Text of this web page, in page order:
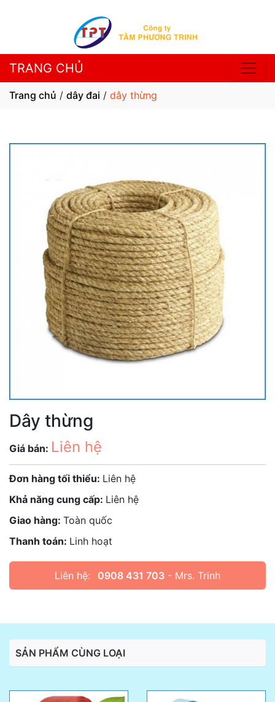
TRANG CHỦ
Trang chủ / dây đai / dây thừng
Dây thừng
Giá bán: Liên hệ
Đơn hàng tối thiểu: Liên hệ
Khả năng cung cấp: Liên hệ
Giao hàng: Toàn quốc
Thanh toán: Linh hoạt
Liên hệ: 0908 431 703 - Mrs. Trinh
SẢN PHẨM CÙNG LOẠI